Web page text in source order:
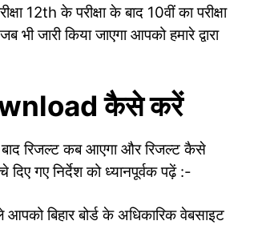
12th के परीक्षा के बाद 10वीं का परीक्षा
जारी किया जाएगा आपको हमारे द्वारा
कैसे करें
के बाद रिजल्ट कब आएगा और रिजल्ट कैसे
गए निर्देश को ध्यानपूर्वक पढ़ें :-
आपको बिहार बोर्ड के अधिकारिक वेबसाइट